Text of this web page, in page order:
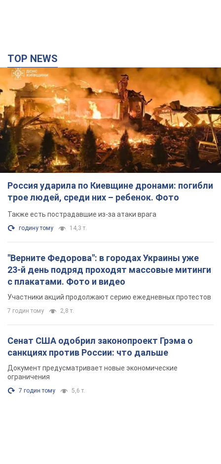
TOP NEWS
Россия ударила по Киевщине дронами: погибли
трое людей, среди них – ребенок. Фото
Также есть пострадавшие из-за атаки врага
годину тому 14,3 т.
"Верните Федорова": в городах Украины уже
23-й день подряд проходят массовые митинги
с плакатами. Фото и видео
Участники акций продолжают серию ежедневных протестов
7 годин тому 2,8 т.
Сенат США одобрил законопроект Грэма о
санкциях против России: что дальше
Документ предусматривает новые экономические
ограничения
7 годин тому 5,6 т.